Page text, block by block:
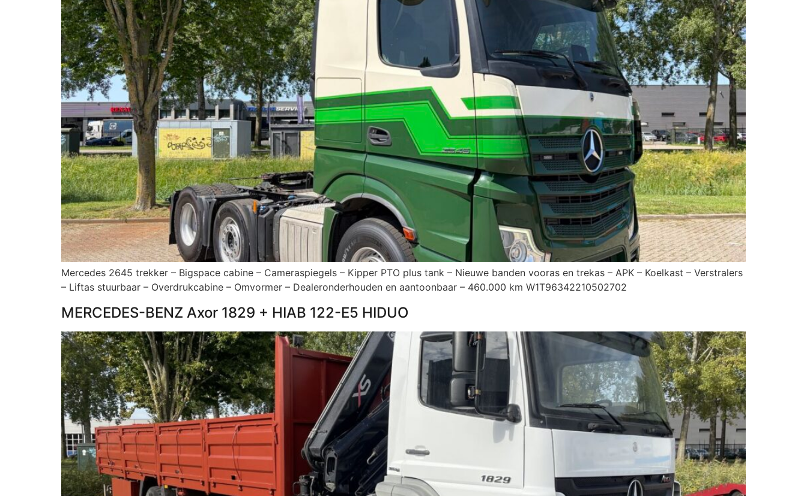
Mercedes 2645 trekker – Bigspace cabine – Cameraspiegels – Kipper PTO plus tank – Nieuwe banden vooras en trekas – APK – Koelkast – Verstralers
– Liftas stuurbaar – Overdrukcabine – Omvormer – Dealeronderhouden en aantoonbaar – 460.000 km W1T96342210502702
MERCEDES-BENZ Axor 1829 + HIAB 122-E5 HIDUO